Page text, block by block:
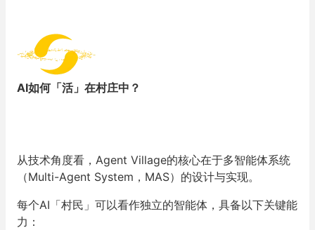
AI如何「活」在村庄中？
从技术角度看，Agent Village的核心在于多智能体系统
（Multi-Agent System，MAS）的设计与实现。
每个AI「村民」可以看作独立的智能体，具备以下关键能
力：